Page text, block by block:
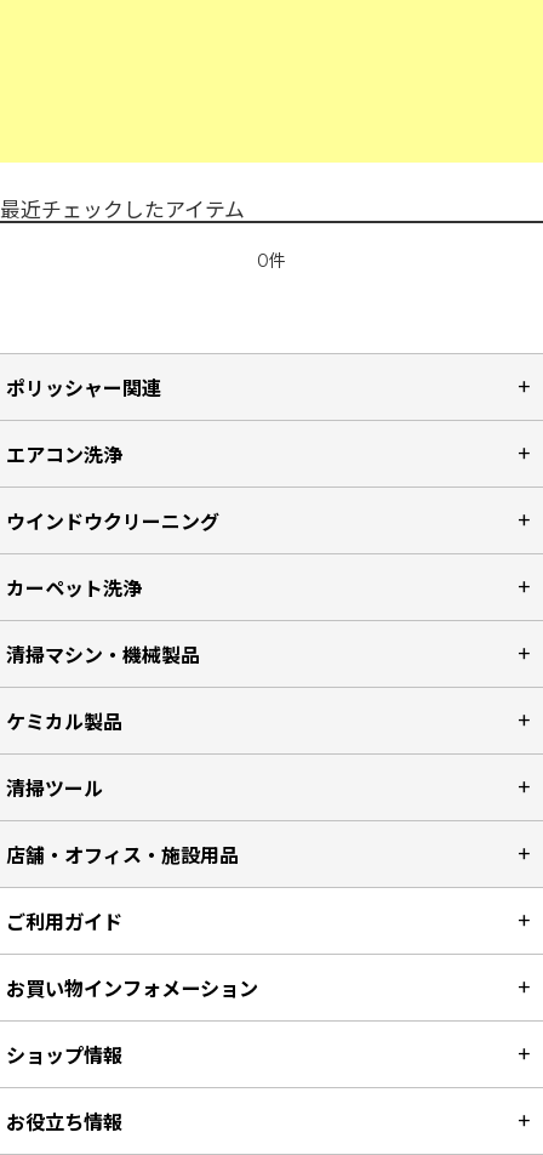
最近チェックしたアイテム
0件
ポリッシャー関連
エアコン洗浄
ウインドウクリーニング
カーペット洗浄
清掃マシン・機械製品
ケミカル製品
清掃ツール
店舗・オフィス・施設用品
ご利用ガイド
お買い物インフォメーション
ショップ情報
お役立ち情報